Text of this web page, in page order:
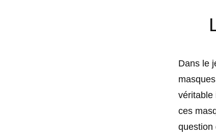
Dans le
véritable
ces
question